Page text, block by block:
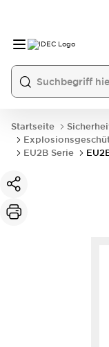
Startseite
EU2B Serie